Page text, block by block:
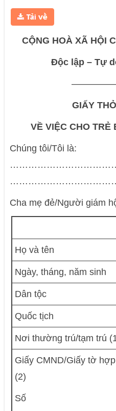
CỘNG HOÀ XÃ HỘI
Độc lập – Tự
GIẤY
VỀ VIỆC CHO TRẺ
Chúng tôi/Tôi là:
Cha mẹ đẻ/Người giám
Họ và tên
Ngày, tháng, năm sinh
Dân tộc
Quốc tịch
Nơi thường trú/tạm trú
Giấy CMND/Giấy tờ
(2)
Số